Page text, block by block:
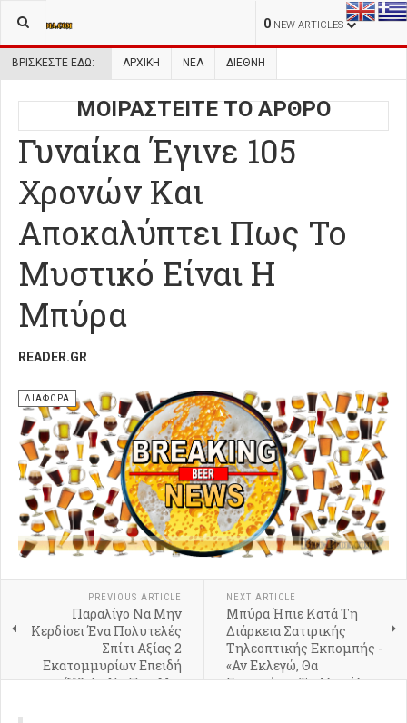
0 NEW ARTICLES
ΒΡΊΣΚΕΣΤΕ ΕΔΏ: ΑΡΧΙΚΉ ΝΕΑ ΔΙΕΘΝΗ
ΜΟΙΡΑΣΤΕΙΤΕ ΤΟ ΑΡΘΡΟ
Γυναίκα Έγινε 105
Χρονών Και
Αποκαλύπτει Πως Το
Μυστικό Είναι Η
Μπύρα
READER.GR
ΔΙΑΦΟΡΑ
PREVIOUS ARTICLE
Παραλίγο Να Μην
Κερδίσει Ένα Πολυτελές
Σπίτι Αξίας 2
Εκατομμυρίων Επειδή
Ήθελε Να Πιει Μια
NEXT ARTICLE
Μπύρα Ήπιε Κατά Τη
Διάρκεια Σατιρικής
Τηλεοπτικής Εκπομπής -
«Αν Εκλεγώ, Θα
Επιστρέψει Το Αλκοόλ